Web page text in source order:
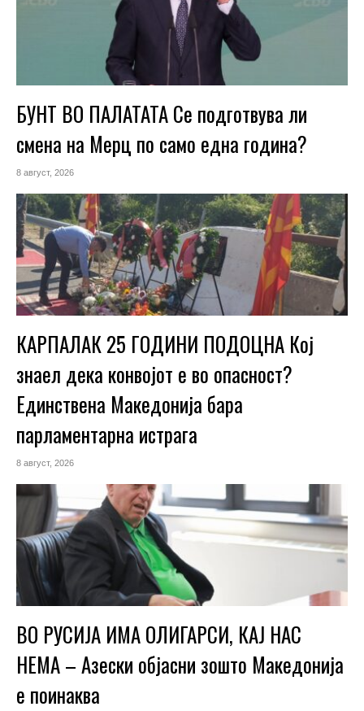
БУНТ ВО ПАЛАТАТА Се подготвува ли
смена на Мерц по само една година?
8 август, 2026
КАРПАЛАК 25 ГОДИНИ ПОДОЦНА Кој
знаел дека конвојот е во опасност?
Единствена Македoнија бара
парламентарна истрага
8 август, 2026
ВО РУСИЈА ИМА ОЛИГАРСИ, КАЈ НАС
НЕМА – Азески објасни зошто Македонија
е поинаква